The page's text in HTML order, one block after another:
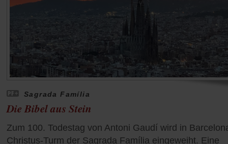
Sagrada Família
Die Bibel aus Stein
Zum 100. Todestag von Antoni Gaudí wird in
Christus-Turm der Sagrada Família eingeweiht. Eine